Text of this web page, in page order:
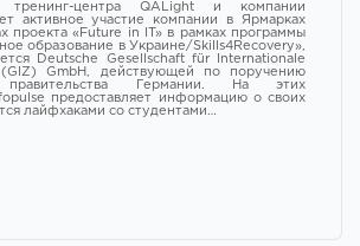
тренинг-центра QALight и компании
активное участие компании в Ярмарках
проекта «Future in IT» в рамках программы
образование в Украине/Skills4Recovery»,
Deutsche Gesellschaft für Internationale
(GIZ) GmbH, действующей по поручению
правительства Германии. На этих
предоставляет информацию о своих
лайфхаками со студентами…